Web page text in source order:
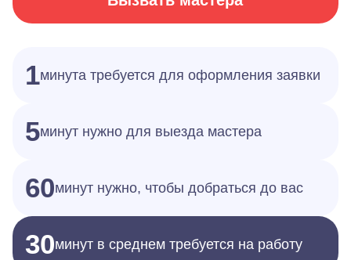
1минута требуется для оформления заявки
5минут нужно для выезда мастера
60минут нужно, чтобы добраться до вас
30минут в среднем требуется на работу